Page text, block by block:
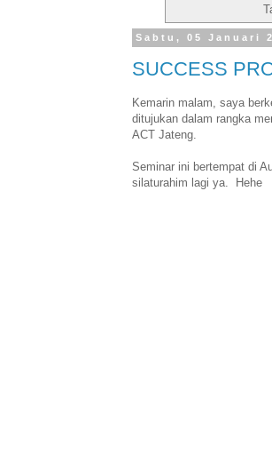
Sabtu, 05 Januari
SUCCESS
Kemarin malam, saya
ditujukan dalam rangka
ACT Jateng.
Seminar ini bertempat di
silaturahim lagi ya. Hehe